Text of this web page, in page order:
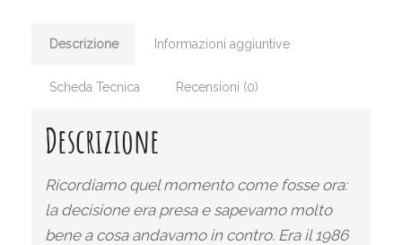
Descrizione Informazioni aggiuntive
Scheda Tecnica Recensioni (0)
Descrizione
Ricordiamo quel momento come fosse ora:
la decisione era presa e sapevamo molto
bene a cosa andavamo in contro. Era il 1986